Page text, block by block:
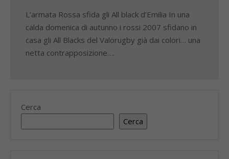
L’armata Rossa sfida gli All black d’Emilia In una
calda domenica di autunno i rossi 2007 sfidano in
casa gli All Blacks del Valorugby già dai colori… una
netta contrapposizione….
Cerca
Cerca